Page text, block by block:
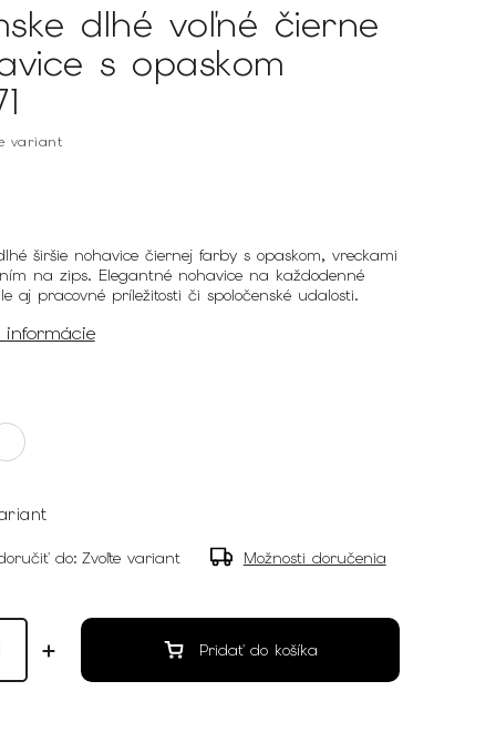
dlhé voľné čierne
s opaskom
variant
širšie nohavice čiernej farby s opaskom, vreckami
na zips. Elegantné nohavice na každodenné
aj pracovné príležitosti či spoločenské udalosti.
informácie
do: Zvoľte variant Možnosti doručenia
Pridať do košíka